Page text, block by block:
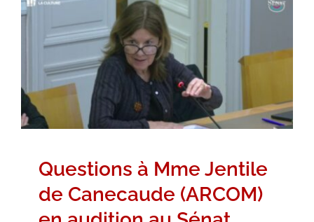
Questions à Mme Jentile de
Canecaude (ARCOM) en audition
au Sénat
Commission Culture Commissions
Questions à Mme Jentile
de Canecaude (ARCOM)